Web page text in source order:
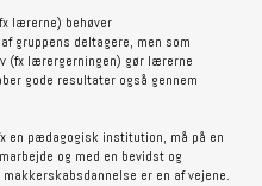
lærerne) behøver
gruppens deltagere, men som
(fx lærergerningen) gør lærerne
gode resultater også gennem
en pædagogisk institution, må på en
og med en bevidst og
er en af vejene.